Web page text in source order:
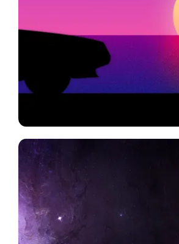
紫の テレビ番組
リック・アンド・モーティ
日没